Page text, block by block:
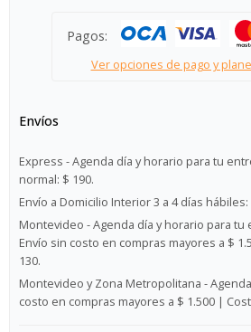
Pagos:
Ver opciones de pago y
Envíos
Express - Agenda día y horario para tu
normal: $ 190.
Envío a Domicilio Interior 3 a 4 días hábiles:
Montevideo - Agenda día y horario para tu
Envío sin costo en compras mayores a $
130.
Montevideo y Zona Metropolitana -
costo en compras mayores a $ 1.500 |